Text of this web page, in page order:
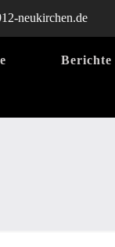
neukirchen.de
Berichte